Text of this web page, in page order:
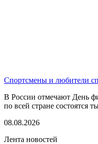
Спортсмены и любители
В России отмечают День
по всей стране состоятся
08.08.2026
Лента новостей